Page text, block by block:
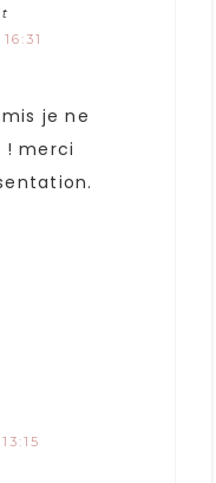
je ne
! merci